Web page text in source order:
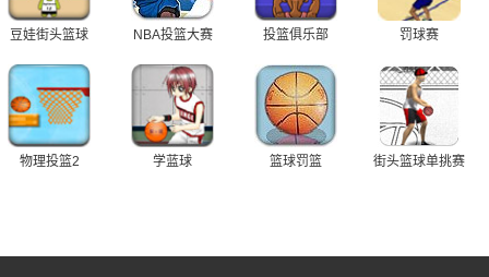
豆娃街头篮球 NBA投篮大赛 投篮俱乐部 罚球赛
物理投篮2 学蓝球 篮球罚篮 街头篮球单挑赛